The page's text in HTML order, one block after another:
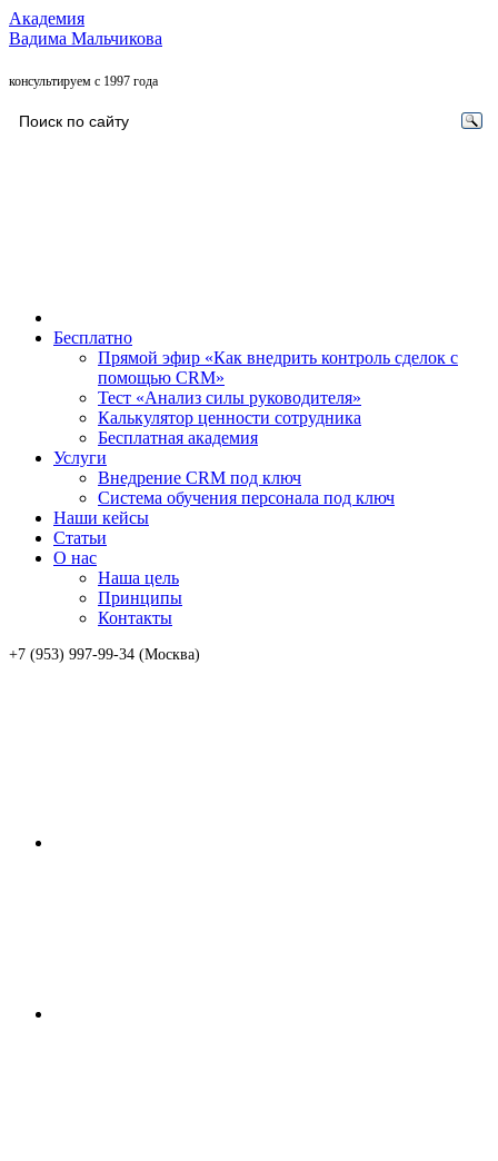
Академия
Вадима Мальчикова
консультируем с 1997 года
Бесплатно
Прямой эфир «Как внедрить контроль сделок с
помощью CRM»
Тест «Анализ силы руководителя»
Калькулятор ценности сотрудника
Бесплатная академия
Услуги
Внедрение CRM под ключ
Система обучения персонала под ключ
Наши кейсы
Статьи
О нас
Наша цель
Принципы
Контакты
+7 (953) 997-99-34 (Москва)